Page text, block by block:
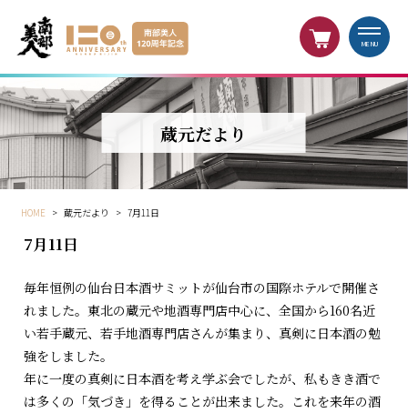
MENU
蔵元だより
HOME > 蔵元だより > 7月11日
7月11日
毎年恒例の仙台日本酒サミットが仙台市の国際ホテルで開催さ
れました。東北の蔵元や地酒専門店中心に、全国から160名近
い若手蔵元、若手地酒専門店さんが集まり、真剣に日本酒の勉
強をしました。
年に一度の真剣に日本酒を考え学ぶ会でしたが、私もきき酒で
は多くの「気づき」を得ることが出来ました。これを来年の酒